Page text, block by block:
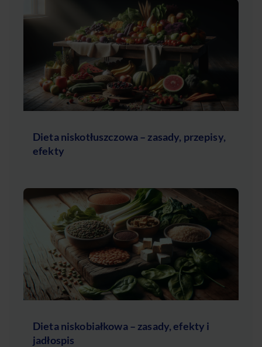
Dieta niskotłuszczowa – zasady, przepisy,
efekty
Dieta niskobiałkowa – zasady, efekty i
jadłospis